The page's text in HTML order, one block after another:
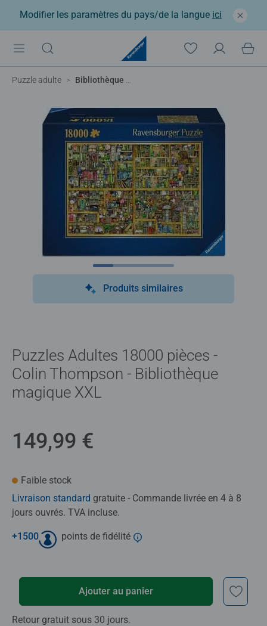
Modifier les paramètres du pays/de la langue ici
Puzzle adulte Bibliothèque magique XXL
Produits similaires
Puzzles Adultes 18000 pièces -
Colin Thompson - Bibliothèque
magique XXL
149,99 €
Faible stock
Livraison standard gratuite - Commande livrée en 4 à 8
jours ouvrés. TVA incluse.
+1500 points de fidélité
Ajouter au panier
Retour gratuit sous 30 jours.